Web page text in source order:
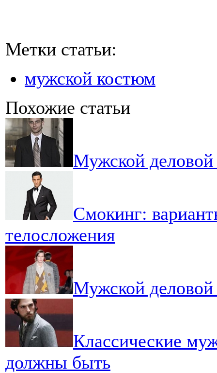
Метки статьи:
мужской костюм
Похожие статьи
Мужской
Смокинг:
телосложения
Мужской
Классические
должны быть